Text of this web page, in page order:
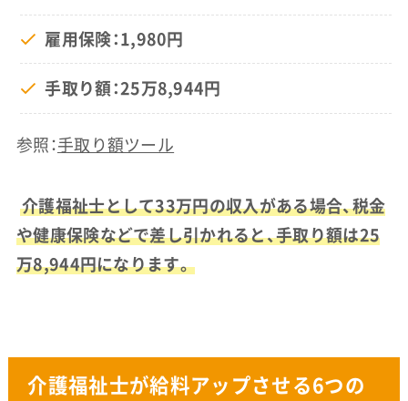
雇用保険：1,980円
手取り額：25万8,944円
参照：手取り額ツール
介護福祉士として33万円の収入がある場合、税金
や健康保険などで差し引かれると、手取り額は25
万8,944円になります。
介護福祉士が給料アップさせる6つの